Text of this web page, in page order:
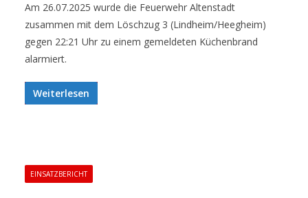
Am 26.07.2025 wurde die Feuerwehr Altenstadt
zusammen mit dem Löschzug 3 (Lindheim/Heegheim)
gegen 22:21 Uhr zu einem gemeldeten Küchenbrand
alarmiert.
Weiterlesen
EINSATZBERICHT